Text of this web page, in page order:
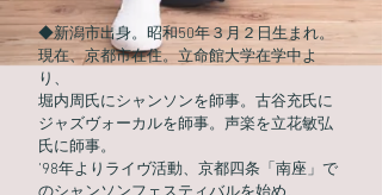
◆新潟市出身。昭和50年３月２日生まれ。
現在、京都市在住。立命館大学在学中よ
り、
堀内周氏にシャンソンを師事。古谷充氏に
ジャズヴォーカルを師事。声楽を立花敏弘
氏に師事。
’98年よりライヴ活動、京都四条「南座」で